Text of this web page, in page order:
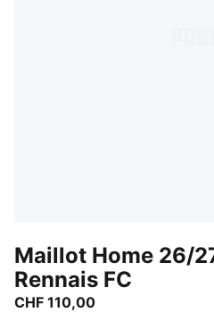
Maillot Home 26/
Rennais FC
CHF 110,00